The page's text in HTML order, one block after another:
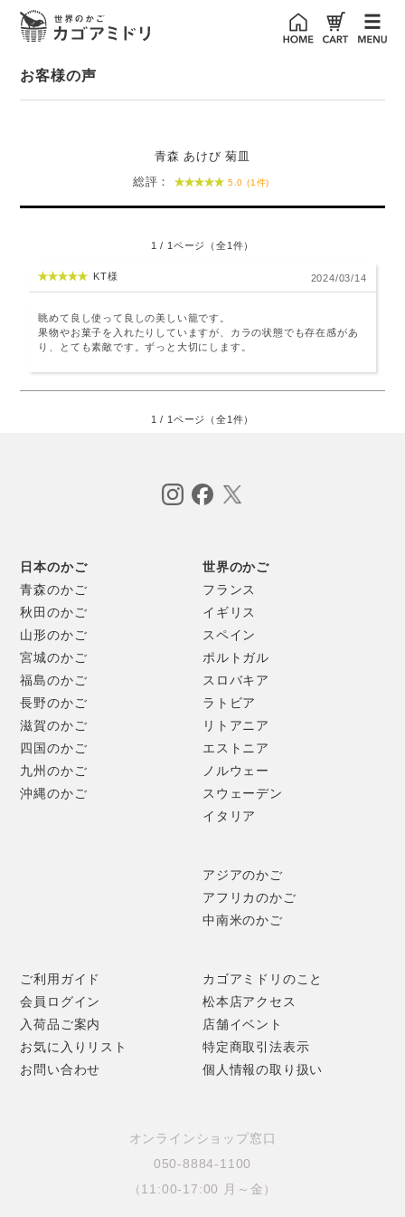
お客様の声
青森 あけび 菊皿
総評：
5.0 (1件)
1 / 1ページ（全1件）
KT様 2024/03/14
眺めて良し使って良しの美しい籠です。
果物やお菓子を入れたりしていますが、カラの状態でも存在感があ
り、とても素敵です。ずっと大切にします。
1 / 1ページ（全1件）
日本のかご
青森のかご
秋田のかご
山形のかご
宮城のかご
福島のかご
長野のかご
滋賀のかご
四国のかご
九州のかご
沖縄のかご
世界のかご
フランス
イギリス
スペイン
ポルトガル
スロバキア
ラトビア
リトアニア
エストニア
ノルウェー
スウェーデン
イタリア
アジアのかご
アフリカのかご
中南米のかご
ご利用ガイド
会員ログイン
入荷品ご案内
お気に入りリスト
お問い合わせ
カゴアミドリのこと
松本店アクセス
店舗イベント
特定商取引法表示
個人情報の取り扱い
オンラインショップ窓口
050-8884-1100
（11:00-17:00 月～金）